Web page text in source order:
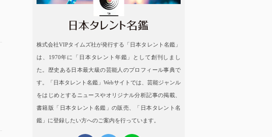
株式会社VIPタイムズ社が発行する「日本タレント名鑑」
は、1970年に「日本タレント年鑑」として創刊しまし
た。歴史ある日本最大級の芸能人のプロフィール事典で
す。「日本タレント名鑑」Webサイトでは、芸能ジャンル
をはじめとするニュースやオリジナル分析記事の掲載、
書籍版「日本タレント名鑑」の販売、「日本タレント名
鑑」に登録したい方へのご案内を行っています。